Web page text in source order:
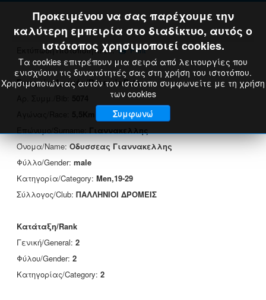
Εκτύπωση Πιστοποιητικού: Print
Στοιχεία Δρομέα/Runner's Data
Όνομα/Name:Οδυσσεας Γιαννακελλης
Φύλλο/Gender: male
Κατηγορία/Category: Men,19-29
Σύλλογος/Club: ΠΑΛΛΗΝΙΟΙ ΔΡΟΜΕΙΣ
Κατάταξη/Rank
Γενική/General: 2
Φύλου/Gender: 2
Κατηγορίας/Category: 2
Προκειμένου να σας παρέχουμε την
καλύτερη εμπειρία στο διαδίκτυο, αυτός ο
ιστότοπος χρησιμοποιεί cookies.
Τα cookies επιτρέπουν μια σειρά από λειτουργίες που
ενισχύουν τις δυνατότητές σας στη χρήση του ιστοτόπου.
Χρησιμοποιώντας αυτόν τον ιστότοπο συμφωνείτε με τη χρήση
των cookies
Συμφωνώ